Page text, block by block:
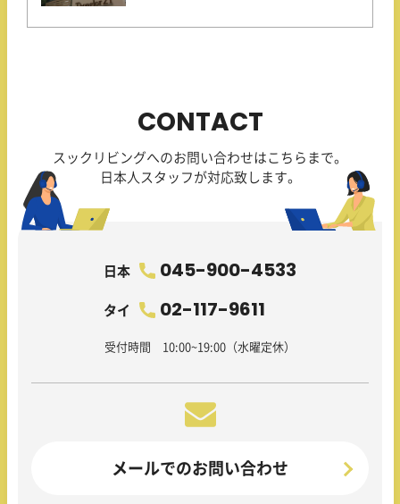
CONTACT
スックリビングへのお問い合わせはこちらまで。
日本人スタッフが対応致します。
日本 045-900-4533
タイ 02-117-9611
受付時間 10:00~19:00（水曜定休）
メールでのお問い合わせ